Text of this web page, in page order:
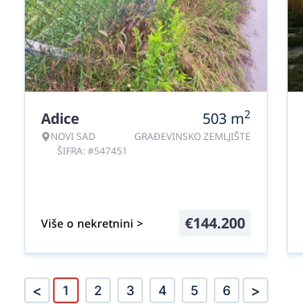
Adice
NOVI SAD
ŠIFRA: #547451
503 m2
GRAĐEVINSKO ZEMLJIŠTE
Više o nekretnini > €144.200
< 1 2 3 4 5 6 >